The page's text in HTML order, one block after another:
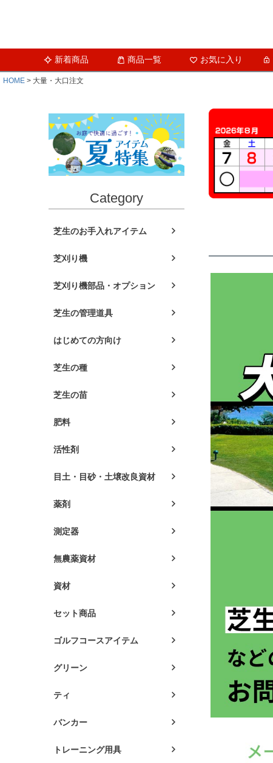
新着商品 商品一覧 お気に入り
HOME 大量・大口注文
Category
芝生のお手入れアイテム
芝刈り機
芝刈り機部品・オプション
芝生の管理道具
はじめての方向け
芝生の種
芝生の苗
肥料
活性剤
目土・目砂・土壌改良資材
薬剤
測定器
無農薬資材
資材
セット商品
ゴルフコースアイテム
グリーン
ティ
バンカー
トレーニング用具